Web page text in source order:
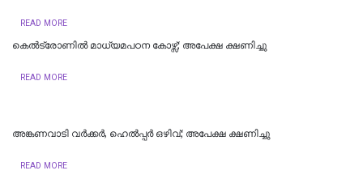
READ MORE
കെല്‍ട്രോണില്‍ മാധ്യമപഠന കോഴ്സ്; അപേക്ഷ ക്ഷണിച്ചു
READ MORE
അങ്കണവാടി വര്‍ക്കര്‍, ഹെല്‍പ്പര്‍ ഒഴിവ്; അപേക്ഷ ക്ഷണിച്ചു
READ MORE